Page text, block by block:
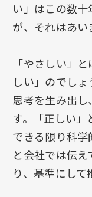
い」はこの数
が、それはあい
「やさしい」
しい」のでし
思考を生み出
す。「正しい」
できる限り科学
と会社では伝
り、基準にして